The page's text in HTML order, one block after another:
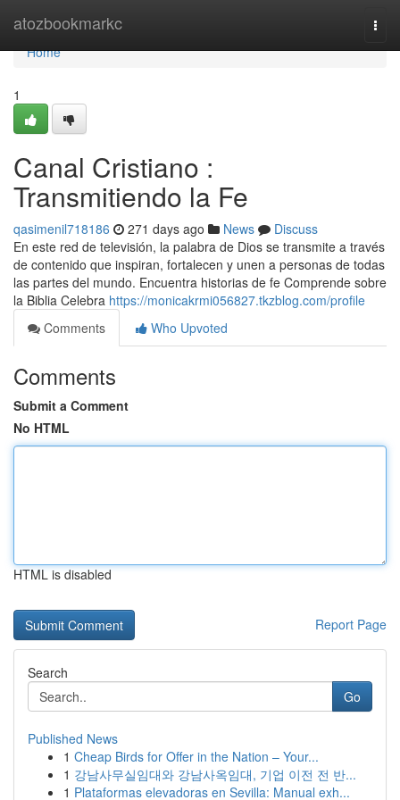
atozbookmarkc
Home
Home
1
Canal Cristiano :
Transmitiendo la Fe
qasimenil718186 271 days ago News
Discuss
En este red de televisión, la palabra de Dios se transmite a través
de contenido que inspiran, fortalecen y unen a personas de todas
las partes del mundo. Encuentra historias de fe Comprende sobre
la Biblia Celebra https://monicakrmi056827.tkzblog.com/profile
Comments
Who Upvoted
Comments
Submit a Comment
No HTML
HTML is disabled
Report Page
Search
Go
Published News
1 Cheap Birds for Offer in the Nation – Your...
1 강남사무실임대와 강남사옥임대, 기업 이전 전 반...
1 Plataformas elevadoras en Sevilla: Manual exh...